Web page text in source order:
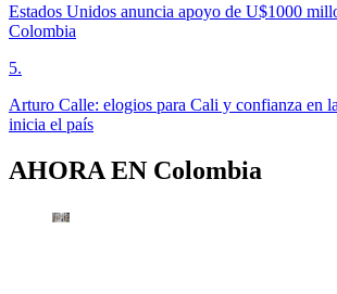
Estados Unidos anuncia apoyo de U$1000
Colombia
5.
Arturo Calle: elogios para Cali y confianza en
inicia el país
AHORA EN Colombia